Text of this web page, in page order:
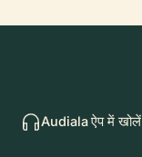
Audiala ऐप में खोलें